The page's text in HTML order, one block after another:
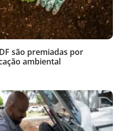
são premiadas por
ambiental